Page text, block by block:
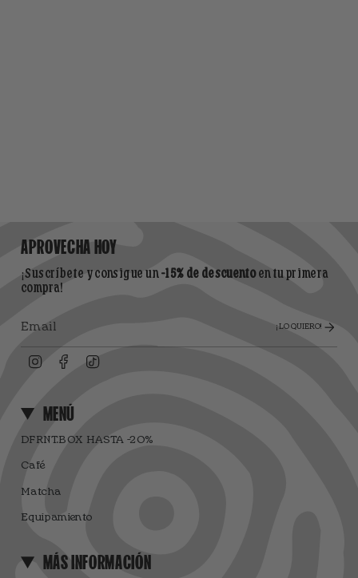
APROVECHA HOY
¡Suscríbete y consigue un -15% de descuentoen tu primera
compra!
¡LO QUIERO!
InstagramFacebook
MENÚ
DFRNT.BOX HASTA -20%
Café
Matcha
Equipamiento
MÁS INFORMACIÓN